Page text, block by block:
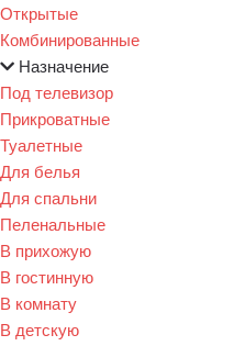
Открытые
Комбинированные
Назначение
Под телевизор
Прикроватные
Туалетные
Для белья
Для спальни
Пеленальные
В прихожую
В гостинную
В комнату
В детскую